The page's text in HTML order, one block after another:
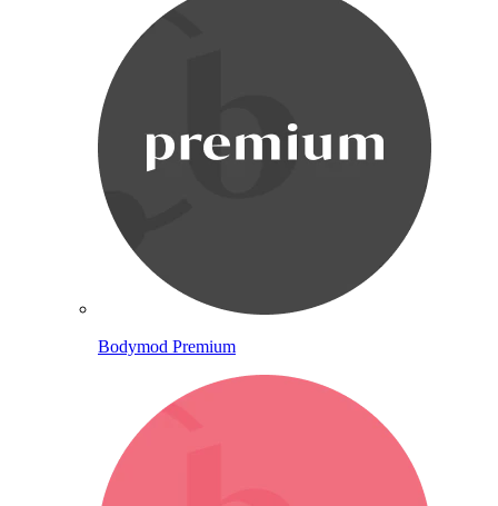
Bodymod Premium